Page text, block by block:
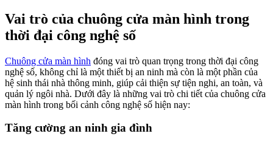
Vai trò của chuông cửa màn hình trong
thời đại công nghệ số
Chuông cửa màn hình đóng vai trò quan trọng trong thời đại công
nghệ số, không chỉ là một thiết bị an ninh mà còn là một phần của
hệ sinh thái nhà thông minh, giúp cải thiện sự tiện nghi, an toàn, và
quản lý ngôi nhà. Dưới đây là những vai trò chi tiết của chuông cửa
màn hình trong bối cảnh công nghệ số hiện nay:
Tăng cường an ninh gia đình